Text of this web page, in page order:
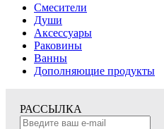
Смесители
Души
Аксессуары
Раковины
Ванны
Дополняющие продукты
РАССЫЛКА